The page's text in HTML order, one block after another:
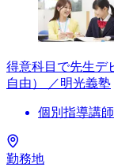
得意科目で先生デ
自由） ／明光義塾
個別指導講師
勤務地